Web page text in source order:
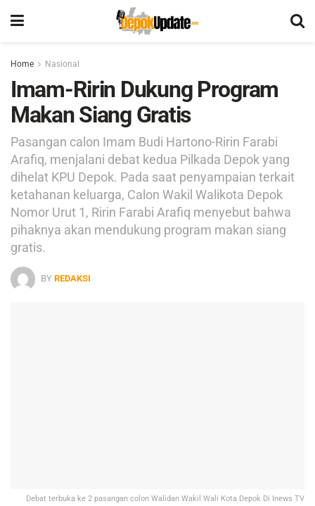
Home Nasional
Imam-Ririn Dukung Program
Makan Siang Gratis
Pasangan calon Imam Budi Hartono-Ririn Farabi
Arafiq, menjalani debat kedua Pilkada Depok yang
dihelat KPU Depok. Pada saat penyampaian terkait
ketahanan keluarga, Calon Wakil Walikota Depok
Nomor Urut 1, Ririn Farabi Arafiq menyebut bahwa
pihaknya akan mendukung program makan siang
gratis.
BY REDAKSI
Debat terbuka ke 2 pasangan colon Walidan Wakil Wali Kota Depok Di Inews TV